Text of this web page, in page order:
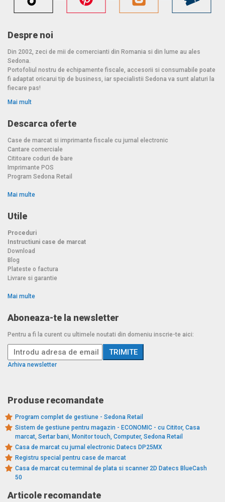
Despre noi
Din 2002, zeci de mii de comercianti din Romania si din lume au ales
Sedona.
Portofoliul nostru de echipamente fiscale, accesorii si consumabile poate
fi adaptat oricarui tip de business, iar specialistii Sedona va sunt alaturi la
fiecare pas!
Mai mult
Descarca oferte
Case de marcat si imprimante fiscale cu jurnal electronic
Cantare comerciale
Cititoare coduri de bare
Imprimante POS
Program Sedona Retail
Mai multe
Utile
Proceduri
Instructiuni case de marcat
Download
Blog
Plateste o factura
Livrare si garantie
Mai multe
Aboneaza-te la newsletter
Pentru a fi la curent cu ultimele noutati din domeniu inscrie-te aici:
Arhiva newsletter
Produse recomandate
Program complet de gestiune - Sedona Retail
Sistem de gestiune pentru magazin - ECONOMIC - cu Cititor, Casa
marcat, Sertar bani, Monitor touch, Computer, Sedona Retail
Casa de marcat cu jurnal electronic Datecs DP25MX
Registru special pentru case de marcat
Casa de marcat cu terminal de plata si scanner 2D Datecs BlueCash
50
Articole recomandate